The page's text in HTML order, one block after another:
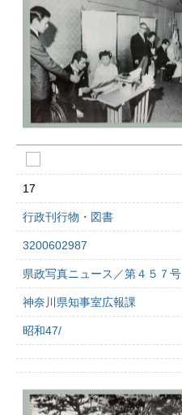
17
行政刊行物・図書
3200602987
県政写真ニュース／第４５７号
神奈川県知事室広報課
昭和47/